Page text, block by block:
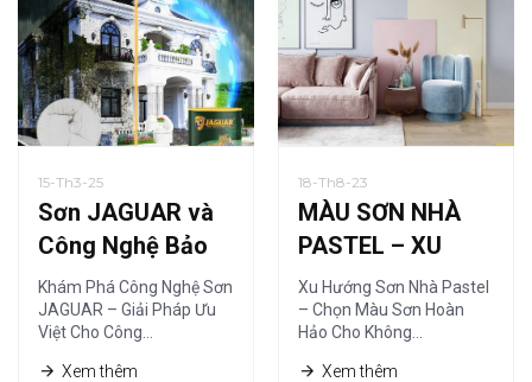
15-Th3-25
Sơn JAGUAR và
Công Nghệ Bảo
Vệ – Giải Pháp Tối
Ưu
Khám Phá Công Nghệ Sơn
JAGUAR – Giải Pháp Ưu
Việt Cho Công…
Xem thêm
18-Th8-23
MÀU SƠN NHÀ
PASTEL – XU
HƯỚNG SƠN NHÀ
HIỆN ĐẠI
Xu Hướng Sơn Nhà Pastel
– Chọn Màu Sơn Hoàn
Hảo Cho Không…
Xem thêm